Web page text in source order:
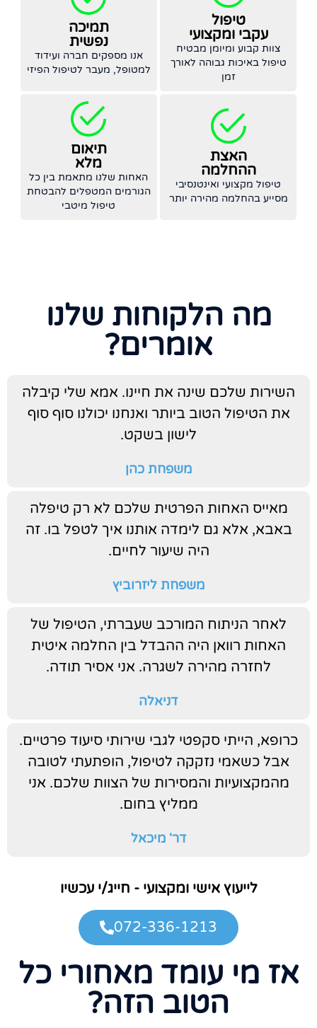
טיפול
עקבי ומקצועי
צוות קבוע ומיומן מבטיח
טיפול באיכות גבוהה לאורך
זמן
תמיכה
נפשית
אנו מספקים חברה ועידוד
למטופל, מעבר לטיפול הפיזי
האצת
ההחלמה
טיפול מקצועי ואינטנסיבי
מסייע בהחלמה מהירה יותר
תיאום
מלא
האחות שלנו מתאמת בין כל
הגורמים המטפלים להבטחת
טיפול מיטבי
מה הלקוחות שלנו
אומרים?
השירות שלכם שינה את חיינו. אמא שלי קיבלה
את הטיפול הטוב ביותר ואנחנו יכולנו סוף סוף
לישון בשקט.
משפחת כהן
מאייס האחות הפרטית שלכם לא רק טיפלה
באבא, אלא גם לימדה אותנו איך לטפל בו. זה
היה שיעור לחיים.
משפחת ליזרוביץ
לאחר הניתוח המורכב שעברתי, הטיפול של
האחות רוואן היה ההבדל בין החלמה איטית
לחזרה מהירה לשגרה. אני אסיר תודה.
דניאלה
כרופא, הייתי סקפטי לגבי שירותי סיעוד פרטיים.
אבל כשאמי נזקקה לטיפול, הופתעתי לטובה
מהמקצועיות והמסירות של הצוות שלכם. אני
ממליץ בחום.
דר' מיכאל
לייעוץ אישי ומקצועי - חייג/י עכשיו
072-336-1213
אז מי עומד מאחורי כל
הטוב הזה?